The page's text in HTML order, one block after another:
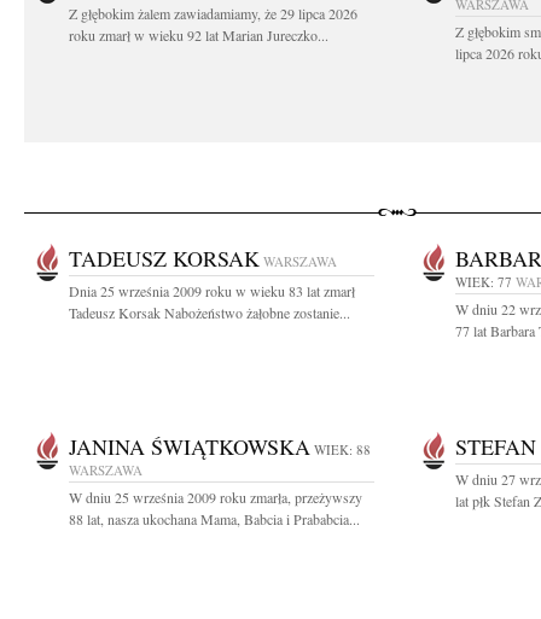
Z głębokim żalem zawiadamiamy, że 29 lipca 2026
roku zmarł w wieku 92 lat Marian Jureczko...
WARSZAWA
Z głębokim
lipca 2026
TADEUSZ KORSAK WARSZAWA
Dnia 25 września 2009 roku w wieku 83 lat zmarł
Tadeusz Korsak Nabożeństwo żałobne zostanie...
WIEK: 77
W dniu 22
77 lat Barbara
JANINA ŚWIĄTKOWSKA WIEK: 88
WARSZAWA
W dniu 25 września 2009 roku zmarła, przeżywszy
88 lat, nasza ukochana Mama, Babcia i Prababcia...
W dniu 27
lat płk Stefan